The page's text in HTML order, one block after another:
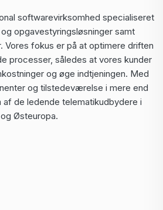
softwarevirksomhed specialiseret
opgavestyringsløsninger samt
Vores fokus er på at optimere driften
processer, således at vores kunder
og øge indtjeningen. Med
og tilstedeværelse i mere end
de ledende telematikudbydere i
Østeuropa.